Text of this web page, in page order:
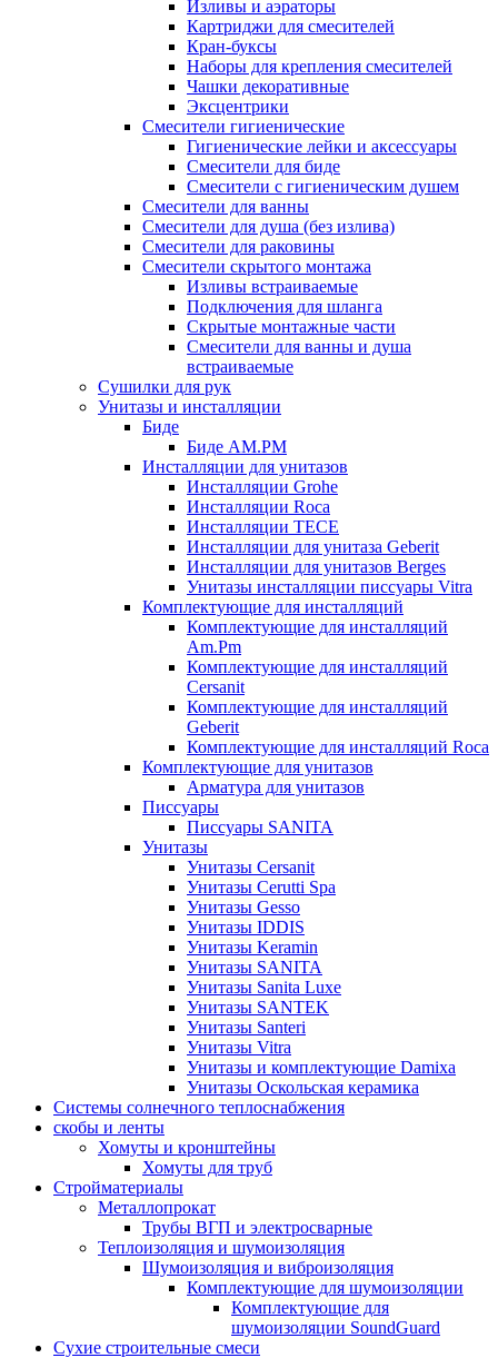
Изливы и аэраторы
Картриджи для смесителей
Кран-буксы
Наборы для крепления смесителей
Чашки декоративные
Эксцентрики
Смесители гигиенические
Гигиенические лейки и аксессуары
Смесители для биде
Смесители с гигиеническим душем
Смесители для ванны
Смесители для душа (без излива)
Смесители для раковины
Смесители скрытого монтажа
Изливы встраиваемые
Подключения для шланга
Скрытые монтажные части
Смесители для ванны и душа
встраиваемые
Сушилки для рук
Унитазы и инсталляции
Биде
Биде AM.PM
Инсталляции для унитазов
Инсталляции Grohe
Инсталляции Roca
Инсталляции TECE
Инсталляции для унитаза Geberit
Инсталляции для унитазов Berges
Унитазы инсталляции писсуары Vitra
Комплектующие для инсталляций
Комплектующие для инсталляций
Am.Pm
Комплектующие для инсталляций
Cersanit
Комплектующие для инсталляций
Geberit
Комплектующие для инсталляций Roca
Комплектующие для унитазов
Арматура для унитазов
Писсуары
Писсуары SANITA
Унитазы
Унитазы Cersanit
Унитазы Cerutti Spa
Унитазы Gesso
Унитазы IDDIS
Унитазы Keramin
Унитазы SANITA
Унитазы Sanita Luxe
Унитазы SANTEK
Унитазы Santeri
Унитазы Vitra
Унитазы и комплектующие Damixa
Унитазы Оскольская керамика
Системы солнечного теплоснабжения
скобы и ленты
Хомуты и кронштейны
Хомуты для труб
Стройматериалы
Металлопрокат
Трубы ВГП и электросварные
Теплоизоляция и шумоизоляция
Шумоизоляция и виброизоляция
Комплектующие для шумоизоляции
Комплектующие для
шумоизоляции SoundGuard
Сухие строительные смеси